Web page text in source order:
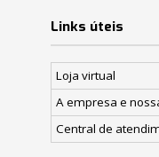
Links úteis
Loja virtual
A empresa e
Central de